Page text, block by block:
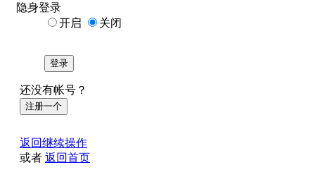
隐身登录
开启
关闭
登录
还没有帐号？
注册一个
返回继续操作
或者 返回首页